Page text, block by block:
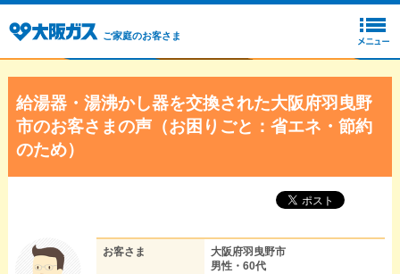
ご家庭のお客さま
給湯器・湯沸かし器を交換された大阪府羽曳野
市のお客さまの声（お困りごと：省エネ・節約
のため）
お客さま
大阪府羽曳野市
男性・60代